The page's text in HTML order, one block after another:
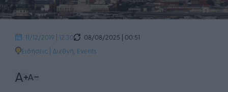
11/12/2019 | 12:30
08/08/2025 | 00:51
Ειδήσεις | Διεθνή Events